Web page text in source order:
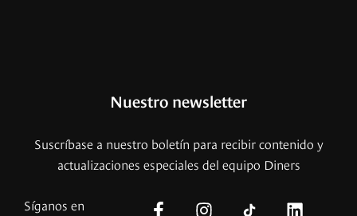
Nuestro newsletter
Suscríbase a nuestro boletín para recibir contenido y
actualizaciones especiales del equipo Diners
Síganos en